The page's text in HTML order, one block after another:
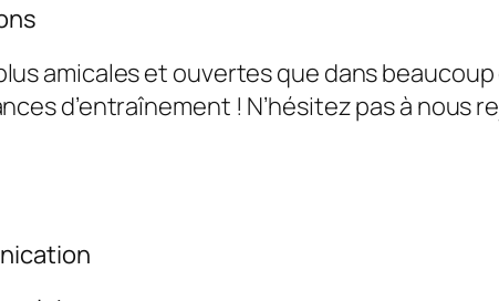
amicales et ouvertes que dans
d’entraînement ! N’hésitez pas à nous